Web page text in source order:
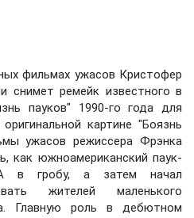
фильмах ужасов Кристофер
снимет ремейк известного в
пауков" 1990-го года для
картине "Боязнь
ужасов режиссера Фрэнка
как южноамериканский паук-
в гробу, а затем начал
жителей маленького
Главную роль в дебютном